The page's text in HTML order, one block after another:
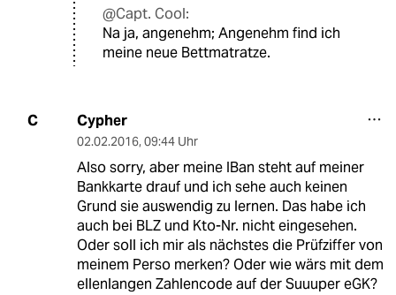
@Capt. Cool:
Na ja, angenehm; Angenehm find ich
meine neue Bettmatratze.
C Cypher
02.02.2016, 09:44 Uhr
Also sorry, aber meine IBan steht auf meiner
Bankkarte drauf und ich sehe auch keinen
Grund sie auswendig zu lernen. Das habe ich
auch bei BLZ und Kto-Nr. nicht eingesehen.
Oder soll ich mir als nächstes die Prüfziffer von
meinem Perso merken? Oder wie wärs mit dem
ellenlangen Zahlencode auf der Suuuper eGK?